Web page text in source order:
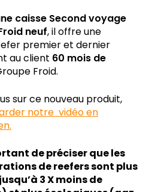
caisse Second voyage
neuf, il offre une
premier et dernier
au client 60 mois de
Froid.
sur ce nouveau produit,
notre vidéo en
de préciser que les
de reefers sont plus
3 X moins de